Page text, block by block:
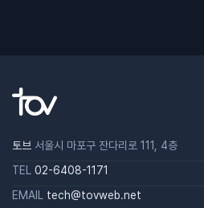
토브 서울시 마포구 잔다리로 111, 4층
TEL 02-6408-1171
EMAIL tech@tovweb.net